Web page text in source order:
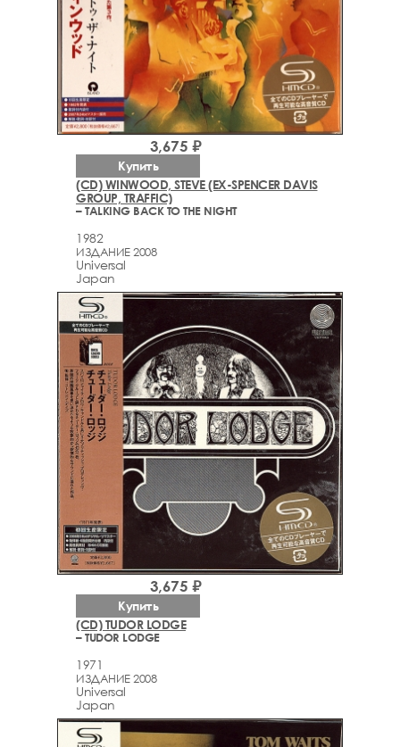
(CD) WINWOOD, STEVE (EX-SPENCER DAVIS
GROUP, TRAFFIC)
– TALKING BACK TO THE NIGHT
1982
ИЗДАНИЕ 2008
Universal
Japan
3,675 ₽
Купить
(CD) TUDOR LODGE
– TUDOR LODGE
1971
ИЗДАНИЕ 2008
Universal
Japan
3,675 ₽
Купить